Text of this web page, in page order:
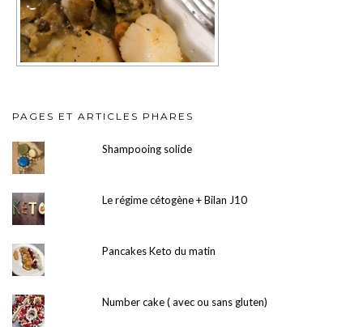
PAGES ET ARTICLES PHARES
Shampooing solide
Le régime cétogène + Bilan J10
Pancakes Keto du matin
Number cake ( avec ou sans gluten)